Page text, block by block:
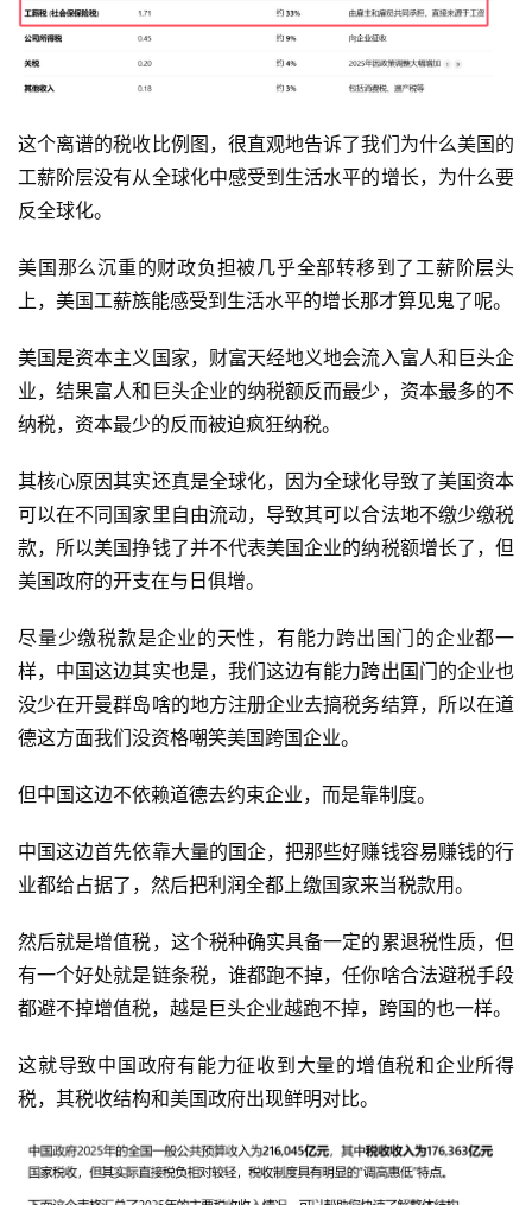
表
快
更
多
面
这个离谱的税收比例图，很直观地告诉了我们为什么美国的
工薪阶层没有从全球化中感受到生活水平的增长，为什么要
反全球化。
美国那么沉重的财政负担被几乎全部转移到了工薪阶层头
上，美国工薪族能感受到生活水平的增长那才算见鬼了呢。
美国是资本主义国家，财富天经地义地会流入富人和巨头企
业，结果富人和巨头企业的纳税额反而最少，资本最多的不
纳税，资本最少的反而被迫疯狂纳税。
其核心原因其实还真是全球化，因为全球化导致了美国资本
可以在不同国家里自由流动，导致其可以合法地不缴少缴税
款，所以美国挣钱了并不代表美国企业的纳税额增长了，但
美国政府的开支在与日俱增。
尽量少缴税款是企业的天性，有能力跨出国门的企业都一
样，中国这边其实也是，我们这边有能力跨出国门的企业也
没少在开曼群岛啥的地方注册企业去搞税务结算，所以在道
德这方面我们没资格嘲笑美国跨国企业。
但中国这边不依赖道德去约束企业，而是靠制度。
中国这边首先依靠大量的国企，把那些好赚钱容易赚钱的行
业都给占据了，然后把利润全都上缴国家来当税款用。
然后就是增值税，这个税种确实具备一定的累退税性质，但
有一个好处就是链条税，谁都跑不掉，任你啥合法避税手段
都避不掉增值税，越是巨头企业越跑不掉，跨国的也一样。
这就导致中国政府有能力征收到大量的增值税和企业所得
税，其税收结构和美国政府出现鲜明对比。